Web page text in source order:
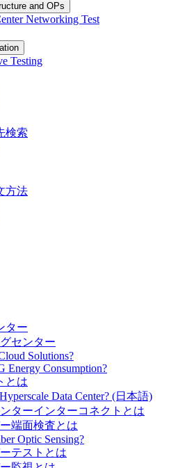
and OPs
Networking Test
Testing
検索
方法
ター
センター
Solutions?
Energy Consumption?
とは
Data Center? (日本語)
ターインターコネクトとは
端面検査とは
Optic Sensing?
テストとは